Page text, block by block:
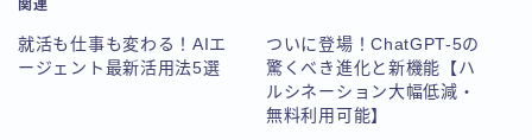
関連
就活も仕事も変わる！AIエ
ージェント最新活用法5選
ついに登場！ChatGPT-5の
驚くべき進化と新機能【ハ
ルシネーション大幅低減・
無料利用可能】